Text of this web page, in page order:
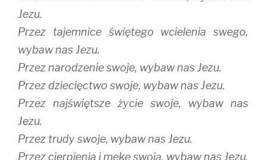
Jezu.
Przez tajemnice świętego wcielenia swego,
wybaw nas Jezu.
Przez narodzenie swoje, wybaw nas Jezu.
Przez dziecięctwo swoje, wybaw nas Jezu.
Przez najświętsze życie swoje, wybaw nas
Jezu.
Przez trudy swoje, wybaw nas Jezu.
Przez cierpienia i mękę swoją, wybaw nas Jezu.